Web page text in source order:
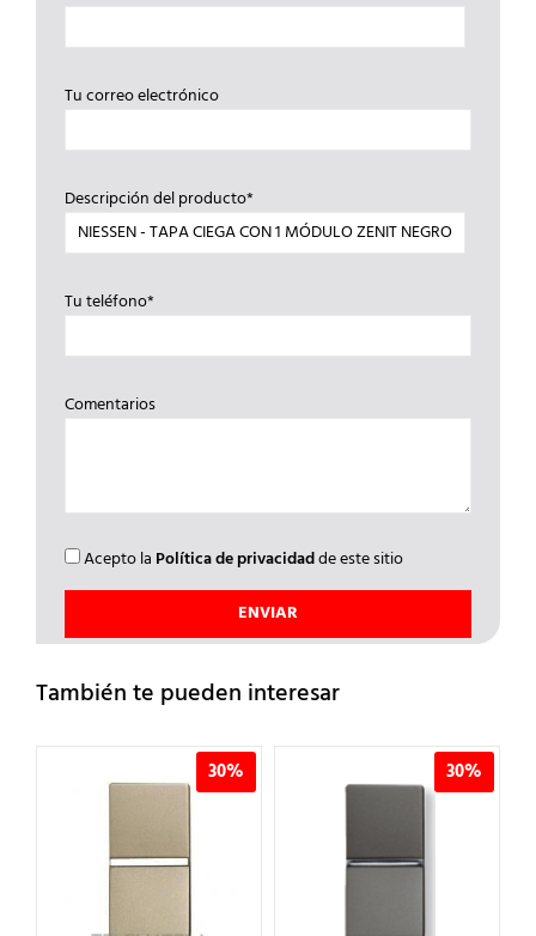
Tu correo electrónico
Descripción del producto*
Tu teléfono*
Comentarios
Acepto la Política de privacidadde este sitio
También te pueden interesar
30% 30%